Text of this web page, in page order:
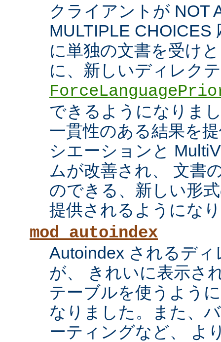
クライアントが NOT
MULTIPLE CHOICES
に単独の文書を受け
に、新しいディレク
できるようになりま
一貫性のある結果を
シエーションと
ムが改善され、 文書
のできる、新しい形
提供されるようにな
mod_autoindex
Autoindex されるデ
が、 きれいに表示さ
テーブルを使うよう
なりました。また、
ーティングなど、 よ